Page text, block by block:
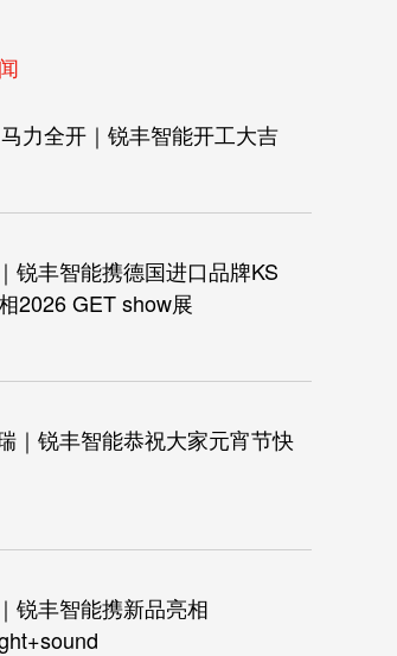
力全开｜锐丰智能开工大吉
锐丰智能携德国进口品牌KS
2026 GET show展
｜锐丰智能恭祝大家元宵节快
锐丰智能携新品亮相